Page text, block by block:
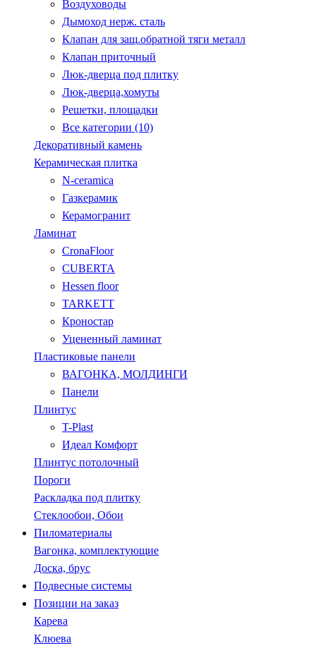
Воздуховоды
Дымоход нерж. сталь
Клапан для защ.обратной тяги металл
Клапан приточный
Люк-дверца под плитку
Люк-дверца,хомуты
Решетки, площадки
Все категории (10)
Декоративный камень
Керамическая плитка
N-ceramica
Газкерамик
Керамогранит
Ламинат
CronaFloor
CUBERTA
Hessen floor
TARKETT
Кроностар
Уцененный ламинат
Пластиковые панели
ВАГОНКА, МОЛДИНГИ
Панели
Плинтус
T-Plast
Идеал Комфорт
Плинтус потолочный
Пороги
Раскладка под плитку
Стеклообои, Обои
Пиломатериалы
Вагонка, комплектующие
Доска, брус
Подвесные системы
Позиции на заказ
Карева
Клюева